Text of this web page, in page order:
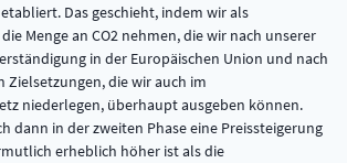
Das geschieht, indem wir als
Menge an CO2 nehmen, die wir nach unserer
in der Europäischen Union und nach
Zielsetzungen, die wir auch im
niederlegen, überhaupt ausgeben können.
dann in der zweiten Phase eine Preissteigerung
erheblich höher ist als die